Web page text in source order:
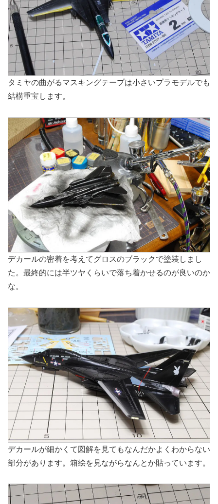
タミヤの曲がるマスキングテープは小さいプラモデルでも
結構重宝します。
デカールの密着を考えてグロスのブラックで塗装しまし
た。最終的には半ツヤくらいで落ち着かせるのが良いのか
な。
デカールが細かくて図解を見てもなんだかよくわからない
部分があります。箱絵を見ながらなんとか貼っています。